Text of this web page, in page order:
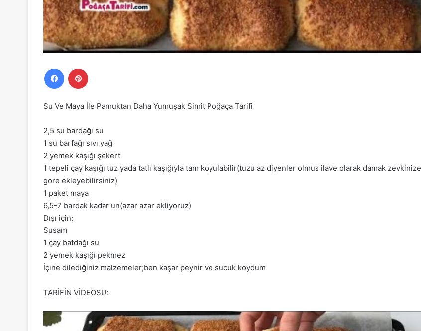
Facebook
Su Ve Maya İle Pamuktan Daha Yumuşak Simit Poğaça Tarifi
2,5 su bardağı su
1 su barfağı sıvı yağ
2 yemek kaşığı şekert
1 tepeli çay kaşığı tuz yada tatlı kaşığıyla tam koyulabilir(tuzu az diyenler olmus ilave olarak damak zevkinize
gore ekleyebilirsiniz)
1 paket maya
6,5-7 bardak kadar un(azar azar ekliyoruz)
Dışı için;
Susam
1 çay batdağı su
2 yemek kaşığı pekmez
İçine dilediğiniz malzemeler;ben kaşar peynir ve sucuk koydum
TARİFİN VİDEOSU: